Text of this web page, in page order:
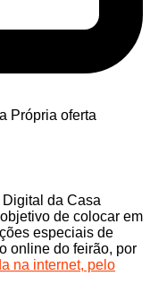
Digital da Casa
de colocar em
especiais de
online do feirão, por
na internet, pelo